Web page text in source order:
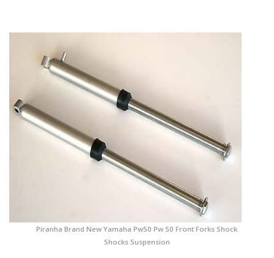
Piranha Brand New Yamaha Pw50 Pw 50 Front Forks Shock
Shocks Suspension